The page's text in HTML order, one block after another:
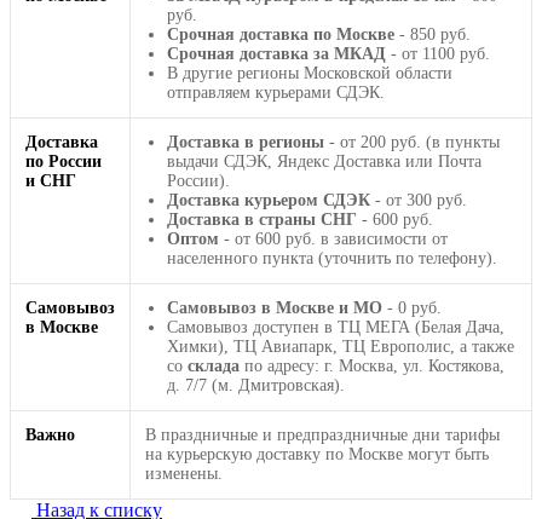
руб.
Срочная доставка по Москве - 850 руб.
Срочная доставка за МКАД - от 1100 руб.
В другие регионы Московской области
отправляем курьерами СДЭК.
Доставка
по России
и СНГ
Доставка в регионы - от 200 руб. (в пункты
выдачи СДЭК, Яндекс Доставка или Почта
России).
Доставка курьером СДЭК - от 300 руб.
Доставка в страны СНГ - 600 руб.
Оптом - от 600 руб. в зависимости от
населенного пункта (уточнить по телефону).
Самовывоз
в Москве
Самовывоз в Москве и МО - 0 руб.
Самовывоз доступен в ТЦ МЕГА (Белая Дача,
Химки), ТЦ Авиапарк, ТЦ Европолис, а также
со склада по адресу: г. Москва, ул. Костякова,
д. 7/7 (м. Дмитровская).
Важно
В праздничные и предпраздничные дни тарифы
на курьерскую доставку по Москве могут быть
изменены.
Назад к списку